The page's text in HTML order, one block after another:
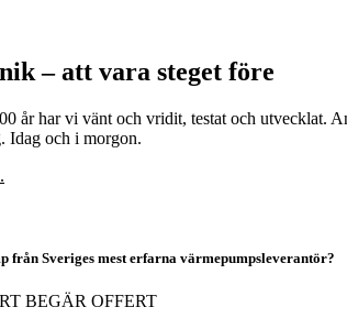
– att vara steget före
år har vi vänt och vridit, testat och utvecklat.
Idag och i morgon.
Sveriges mest erfarna värmepumpsleverantör?
BEGÄR OFFERT